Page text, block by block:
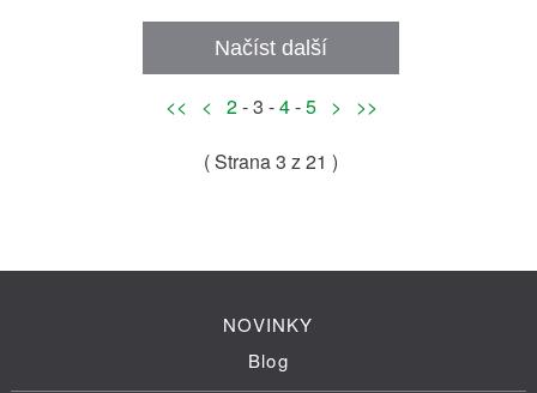
Načíst další
<< < 2- 3 -4-5 >
>>
( Strana3 z 21 )
NOVINKY
Blog